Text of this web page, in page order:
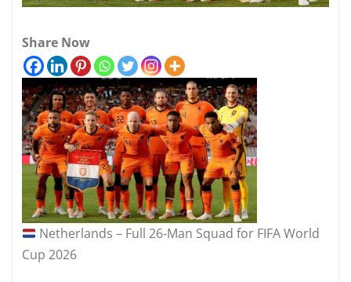
Share Now
Netherlands – Full 26‑Man Squad for FIFA World
Cup 2026